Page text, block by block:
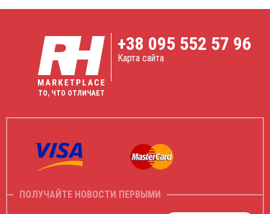
ТО, ЧТО ОТЛИЧАЕТ
+38 095 552 57 96
Карта сайта
ПОЛУЧАЙТЕ НОВОСТИ ПЕРВЫМИ